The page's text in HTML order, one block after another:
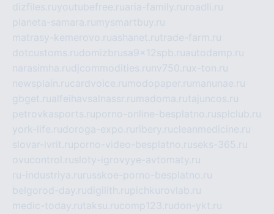
dizfiles.ruyoutubefree.ruaria-family.ru roadli.ru
planeta-samara.ru mysmartbuy.ru
matrasy-kemerovo.ruashanet.rutrade-farm.ru
dotcustoms.rudomizbrusa9x12spb.ruautodamp.ru
narasimha.rudjcommodities.ru nv750.rux-ton.ru
newsplain.rucardvoice.ru modopaper.ru manunae.ru
gbget.rualfeihavsalnassr.ru madoma.rutajuncos.ru
petrovkasports.ruporno-online-besplatno.rusplclub.ru
york-life.rudoroga-expo.ru ribery.rucleanmedicine.ru
slovar-ivrit.ruporno-video-besplatno.ruseks-365.ru
ovucontrol.rusloty-igrovyye-avtomaty.ru
ru-industriya.ru russkoe-porno-besplatno.ru
belgorod-day.rudigilith.rupichkurovlab.ru
medic-today.rutaksu.rucomp123.rudon-ykt.ru